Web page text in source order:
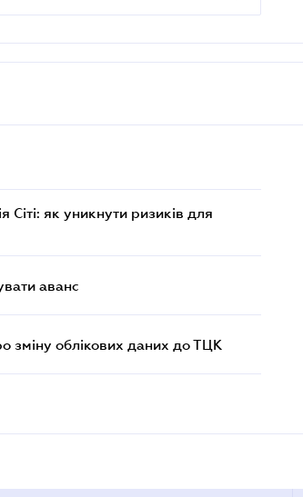
Сіті: як уникнути ризиків для
аванс
зміну облікових даних до ТЦК